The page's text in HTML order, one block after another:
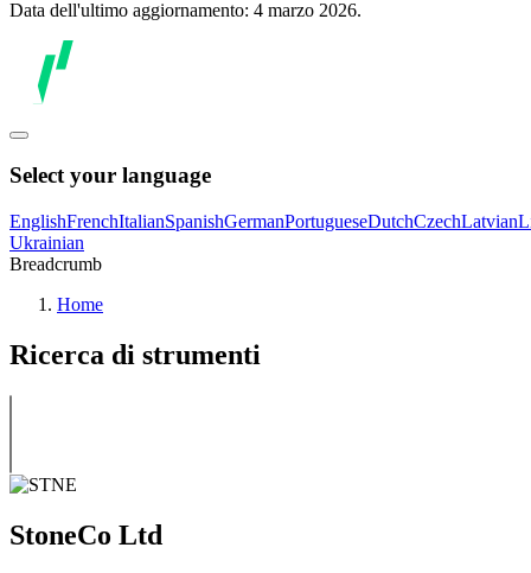
Data dell'ultimo aggiornamento: 4 marzo 2026.
Select your language
EnglishFrenchItalianSpanishGermanPortugueseDutchCzechLatvian
Ukrainian
Breadcrumb
Home
Ricerca di strumenti
StoneCo Ltd